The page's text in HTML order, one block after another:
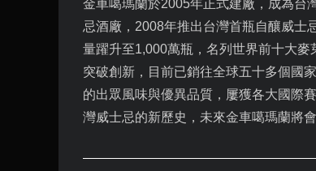
金車噶瑪蘭於2005年正式建廠，成為台
忌酒廠，2008年推出台灣首瓶自釀威士
量躍升至1,000萬瓶，名列世界前十大
突破創新，目前已銷往全球五十多個國
的出眾風味與優異品質，屢獲各大國際
灣威士忌的新歷史，未來金車噶瑪蘭將